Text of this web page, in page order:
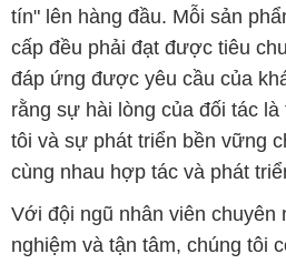
tín" lên hàng đầu. Mỗi sản
cấp đều phải đạt được tiêu
đáp ứng được yêu cầu của
rằng sự hài lòng của đối tác
tôi và sự phát triển bền vững
cùng nhau hợp tác và phát
Với đội ngũ nhân viên chuyên
nghiệm và tận tâm, chúng tôi